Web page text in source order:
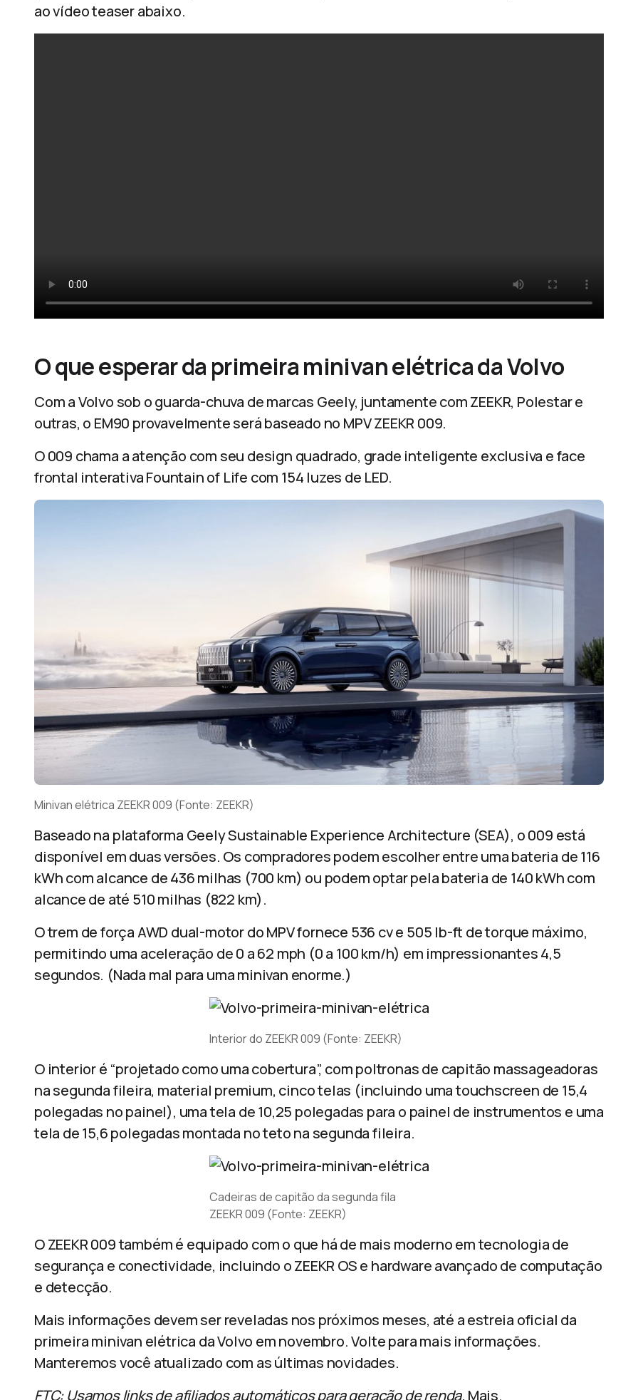
ao vídeo teaser abaixo.
O que esperar da primeira minivan elétrica da Volvo
Com a Volvo sob o guarda-chuva de marcas Geely, juntamente com ZEEKR, Polestar e
outras, o EM90 provavelmente será baseado no MPV ZEEKR 009.
O 009 chama a atenção com seu design quadrado, grade inteligente exclusiva e face
frontal interativa Fountain of Life com 154 luzes de LED.
Minivan elétrica ZEEKR 009 (Fonte: ZEEKR)
Baseado na plataforma Geely Sustainable Experience Architecture (SEA), o 009 está
disponível em duas versões. Os compradores podem escolher entre uma bateria de 116
kWh com alcance de 436 milhas (700 km) ou podem optar pela bateria de 140 kWh com
alcance de até 510 milhas (822 km).
O trem de força AWD dual-motor do MPV fornece 536 cv e 505 lb-ft de torque máximo,
permitindo uma aceleração de 0 a 62 mph (0 a 100 km/h) em impressionantes 4,5
segundos. (Nada mal para uma minivan enorme.)
Interior do ZEEKR 009 (Fonte: ZEEKR)
O interior é “projetado como uma cobertura”, com poltronas de capitão massageadoras
na segunda fileira, material premium, cinco telas (incluindo uma touchscreen de 15,4
polegadas no painel), uma tela de 10,25 polegadas para o painel de instrumentos e uma
tela de 15,6 polegadas montada no teto na segunda fileira.
Cadeiras de capitão da segunda fila
ZEEKR 009 (Fonte: ZEEKR)
O ZEEKR 009 também é equipado com o que há de mais moderno em tecnologia de
segurança e conectividade, incluindo o ZEEKR OS e hardware avançado de computação
e detecção.
Mais informações devem ser reveladas nos próximos meses, até a estreia oficial da
primeira minivan elétrica da Volvo em novembro. Volte para mais informações.
Manteremos você atualizado com as últimas novidades.
FTC: Usamos links de afiliados automáticos para geração de renda. Mais.